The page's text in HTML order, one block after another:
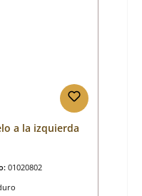
a la izquierda
01020802